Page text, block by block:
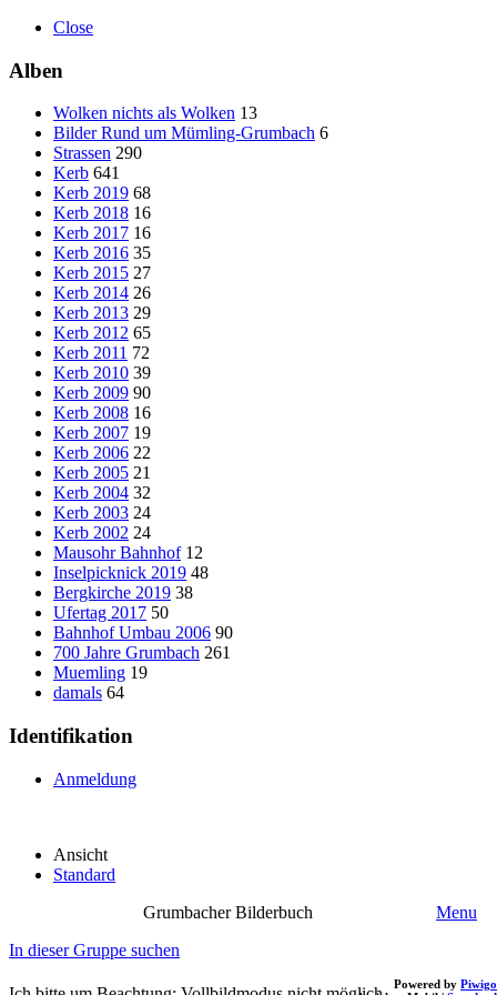
Close
Alben
Wolken nichts als Wolken 13
Bilder Rund um Mümling-Grumbach 6
Strassen 290
Kerb 641
Kerb 2019 68
Kerb 2018 16
Kerb 2017 16
Kerb 2016 35
Kerb 2015 27
Kerb 2014 26
Kerb 2013 29
Kerb 2012 65
Kerb 2011 72
Kerb 2010 39
Kerb 2009 90
Kerb 2008 16
Kerb 2007 19
Kerb 2006 22
Kerb 2005 21
Kerb 2004 32
Kerb 2003 24
Kerb 2002 24
Mausohr Bahnhof 12
Inselpicknick 2019 48
Bergkirche 2019 38
Ufertag 2017 50
Bahnhof Umbau 2006 90
700 Jahre Grumbach 261
Muemling 19
damals 64
Identifikation
Anmeldung
Ansicht
Standard
Grumbacher Bilderbuch
Menu
In dieser Gruppe suchen
Powered by Piwigo